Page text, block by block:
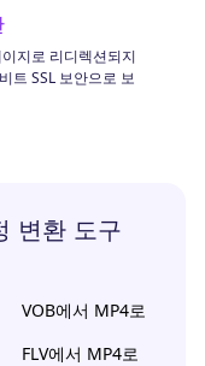
지로 리디렉션되지
트 SSL 보안으로 보
변환 도구
VOB에서 MP4로
FLV에서 MP4로